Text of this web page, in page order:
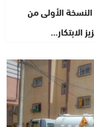
الأولى من